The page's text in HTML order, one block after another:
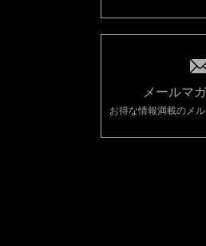
メールマ
お得な情報満載のメ